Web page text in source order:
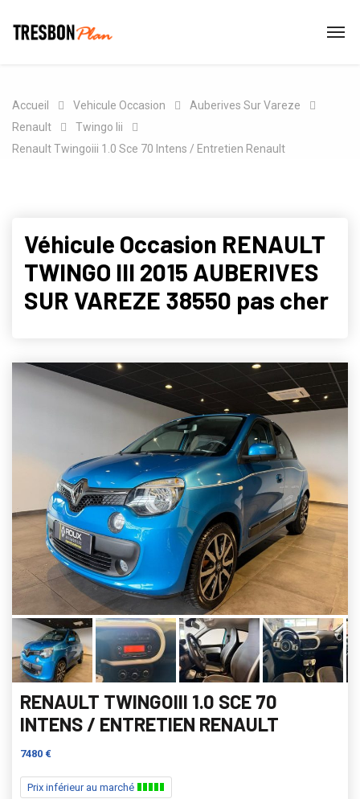
Accueil Vehicule Occasion
Auberives Sur Vareze
Renault
Twingo Iii
Renault Twingoiii 1.0 Sce 70 Intens / Entretien Renault
Véhicule Occasion RENAULT
TWINGO III 2015 AUBERIVES
SUR VAREZE 38550 pas cher
RENAULT TWINGOIII 1.0 SCE 70
INTENS / ENTRETIEN RENAULT
7480 €
Prix inférieur au marché